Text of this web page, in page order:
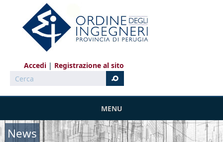
Salta al contenuto principale
Accedi
Registrazione al sito
Cerca
MENU
News